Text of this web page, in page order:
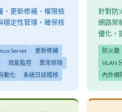
、更新修補、權限檢
穩定性管理，確保核
Server
更新修補
效能監控
異常排除
動化 系統日誌稽核
針對防
網路架
優化，
防火牆
VLAN
內外網